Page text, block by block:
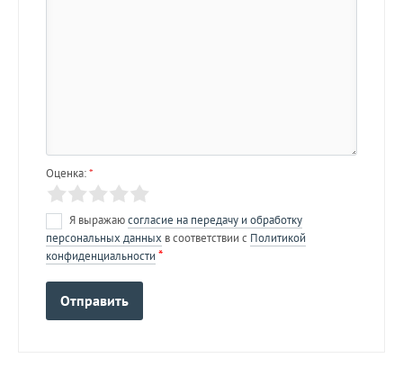
Оценка:*
Я выражаюсогласие на передачу и обработку
персональных данных в соответствии с Политикой
конфиденциальности *